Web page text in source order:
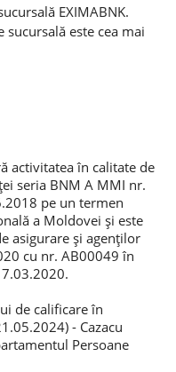
EXIMABNK.
sucursală este cea mai
activitatea în calitate de
seria BNM A MMI nr.
pe un termen
a Moldovei și este
asigurare și agenților
cu nr. AB00049 în
de calificare în
- Cazacu
Persoane